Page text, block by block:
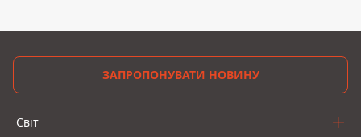
ЗАПРОПОНУВАТИ НОВИНУ
Світ